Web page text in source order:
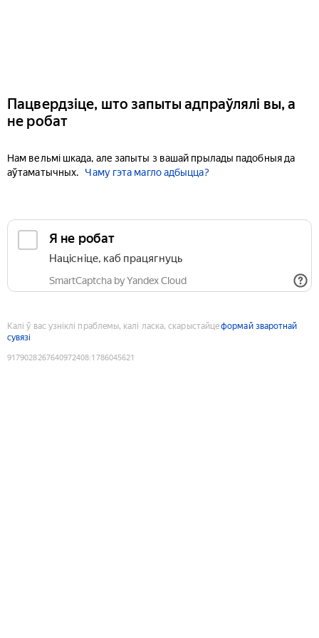
Пацвердзіце, што запыты адпраўлялі вы, а
не робат
Нам вельмі шкада, але запыты з вашай прылады падобныя да
аўтаматычных.
Чаму гэта магло адбыцца?
Я не робат
Націсніце, каб працягнуць
SmartCaptcha by Yandex Cloud
Калі ў вас узніклі праблемы, калі ласка, скарыстайцеформай зваротнай
сувязі
9179028267640972408:1786045621